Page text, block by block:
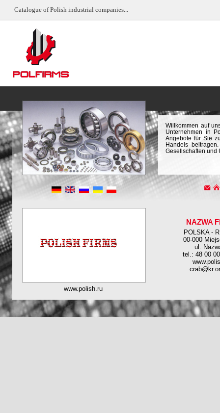
Catalogue of Polish industrial companies...
Willkommen auf
Unternehmen in
Angebote für Sie
Handels
Gesellschaften und
NAZWA
POLSKA -
00-000
ul.
tel.: 48 00
www.polish.ru